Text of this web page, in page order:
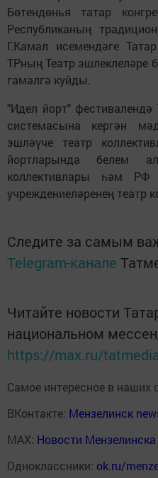
Бөтендөнья татар
Республиканың
Г.Камал исемендәге
ТРның Театр эшлеклеләре
гамәлгә куйды.
"Идел йорт"
системасына кергән
эшләүче театр
йортларында белем
коллективлары һәм РФ
учреждениеләренең театр
Следите за самым
Telegram-канале
Читайте новости
национальном
https://max.ru/
Самое интересное в наших
ВКонтакте: Мензелинск
MAX: Новости
Одноклассники: ok.ru/